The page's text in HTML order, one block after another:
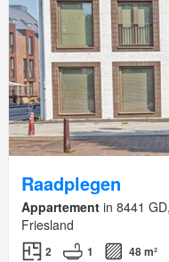
Raadplegen
Appartement in 8441
Friesland
2 1 48 m²